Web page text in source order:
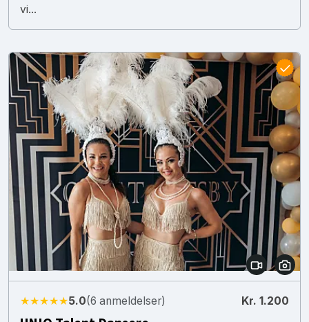
vi...
★★★★★5.0(6 anmeldelser) Kr. 1.200